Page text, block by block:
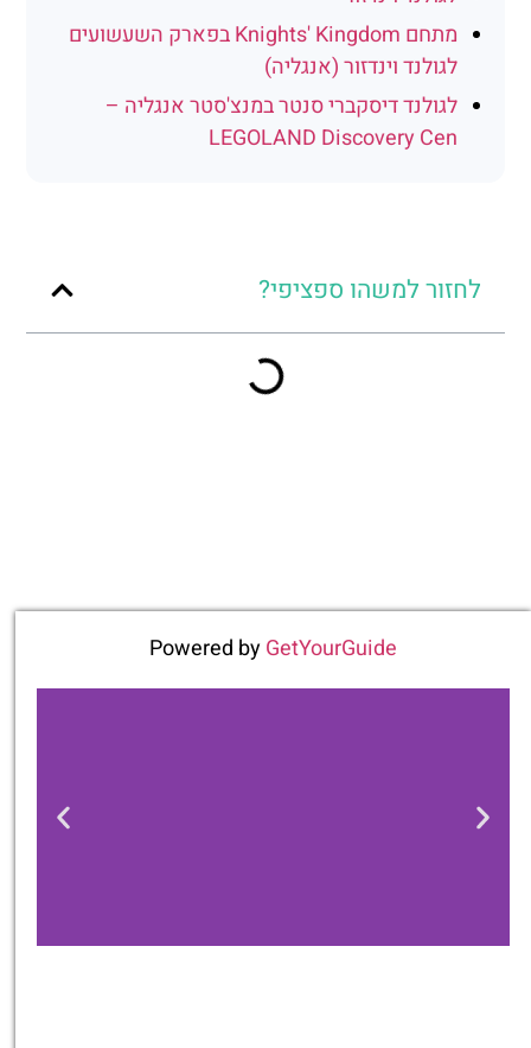
מתחם Knights' Kingdom בפארק השעשועים
לגולנד וינדזור (אנגליה)
לגולנד דיסקברי סנטר במנצ'סטר אנגליה –
LEGOLAND Discovery Cen
לחזור למשהו ספציפי?
Powered byGetYourGuide